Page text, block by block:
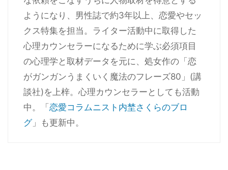
ようになり、男性誌で約3年以上、恋愛やセッ
クス特集を担当。ライター活動中に取得した
心理カウンセラーになるために学ぶ必須項目
の心理学と取材データを元に、処女作の「恋
がガンガンうまくいく魔法のフレーズ80」(講
談社)を上梓。心理カウンセラーとしても活動
中。「 恋愛コラムニスト内埜さくらのブロ
グ」も更新中。